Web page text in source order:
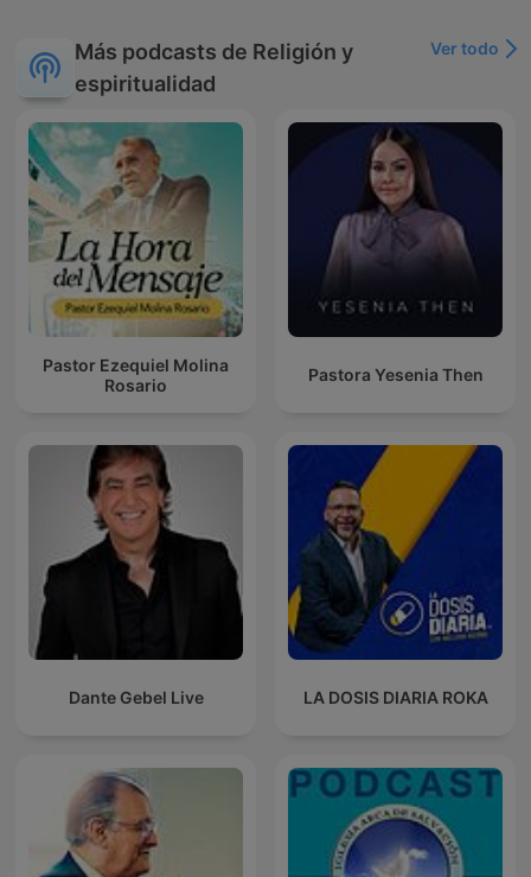
Más podcasts de Religión y
espiritualidad
Ver todo
Pastor Ezequiel Molina
Rosario
Pastora Yesenia Then
Dante Gebel Live LA DOSIS DIARIA ROKA